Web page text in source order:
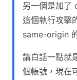
另一個是加了
這個執行攻擊
same-origin
講白話一點就
個帳號，現在